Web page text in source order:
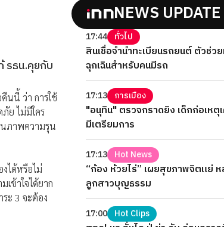
รธน.คุยกับ
นนี้ ว่า การใช้
ย ไม่มีใคร
ภาพความรุน
ได้หรือไม่
ข้าใจได้ยาก
ะ 3 จะต้อง
NEWS UPDATE
17:44 ทั่วไป
สินเชื่อจำนำทะเบียนรถยนต์ ตัวช่ว
ฉุกเฉินสำหรับคนมีรถ
17:13 การเมือง
"อนุทิน" ตรวจกราดยิง เด็กก่อเหตุ
มีเตรียมการ
17:13 Hot News
“ก้อง ห้วยไร่” เผยสุขภาพจิตแย่
ลูกสาวบุญธรรม
17:00 Hot Clips